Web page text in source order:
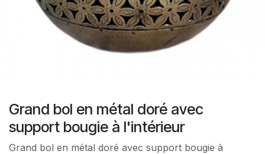
Grand bol en métal doré avec
support bougie à l'intérieur
Grand bol en métal doré avec support bougie à